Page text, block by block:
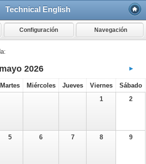
Technical English
Configuración Navegación
mayo 2026 ►
Martes Miércoles Jueves Viernes
Sábado
1
2
5 6 7 8 9